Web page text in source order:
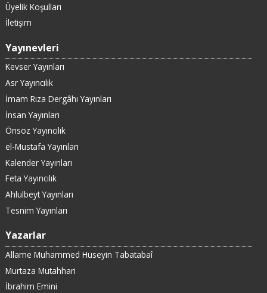
Üyelik Koşulları
İletişim
Yayınevleri
Kevser Yayınları
Asr Yayıncılık
İmam Rıza Dergâhı Yayınları
İnsan Yayınları
Önsöz Yayıncılık
el-Mustafa Yayınları
Kalender Yayınları
Feta Yayıncılık
Ahlulbeyt Yayınları
Tesnim Yayınları
Yazarlar
Allame Muhammed Hüseyin Tabatabaî
Murtaza Mutahhari
İbrahim Emini